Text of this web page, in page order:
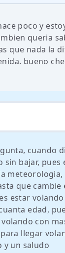
poco y
queria
que nada la
bueno
cuando
bajar,
que
estar
edad,
con
llegar
y un saludo